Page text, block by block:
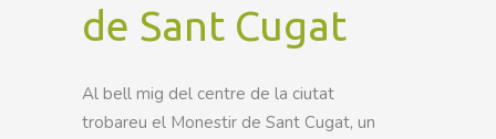
de Sant Cugat
Al bell mig del centre de la ciutat
trobareu el Monestir de Sant Cugat, un